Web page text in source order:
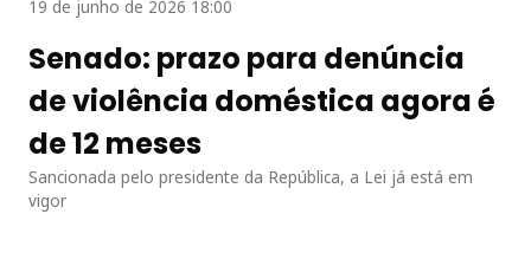
19 de junho de 2026 18:00
Senado: prazo para denúncia
de violência doméstica agora é
de 12 meses
Sancionada pelo presidente da República, a Lei já está em
vigor